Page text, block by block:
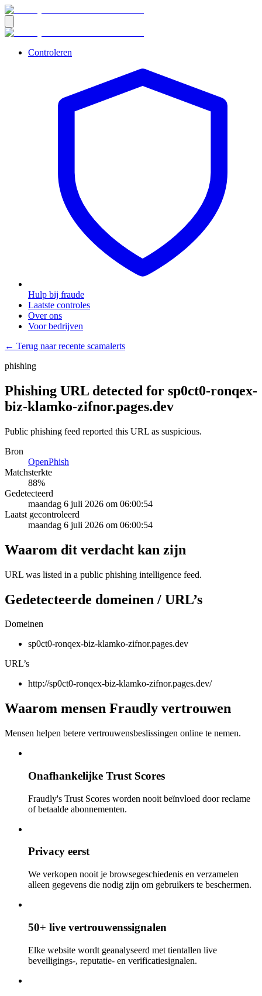
Controleren
Hulp bij fraude
Laatste controles
Over ons
Voor bedrijven
← Terug naar recente scamalerts
phishing
Phishing URL detected for sp0ct0-ronqex-
biz-klamko-zifnor.pages.dev
Public phishing feed reported this URL as suspicious.
Bron
OpenPhish
Matchsterkte
88%
Gedetecteerd
maandag 6 juli 2026 om 06:00:54
Laatst gecontroleerd
maandag 6 juli 2026 om 06:00:54
Waarom dit verdacht kan zijn
URL was listed in a public phishing intelligence feed.
Gedetecteerde domeinen / URL’s
Domeinen
sp0ct0-ronqex-biz-klamko-zifnor.pages.dev
URL’s
http://sp0ct0-ronqex-biz-klamko-zifnor.pages.dev/
Waarom mensen Fraudly vertrouwen
Mensen helpen betere vertrouwensbeslissingen online te nemen.
Onafhankelijke Trust Scores
Fraudly's Trust Scores worden nooit beïnvloed door reclame
of betaalde abonnementen.
Privacy eerst
We verkopen nooit je browsegeschiedenis en verzamelen
alleen gegevens die nodig zijn om gebruikers te beschermen.
50+ live vertrouwenssignalen
Elke website wordt geanalyseerd met tientallen live
beveiligings-, reputatie- en verificatiesignalen.